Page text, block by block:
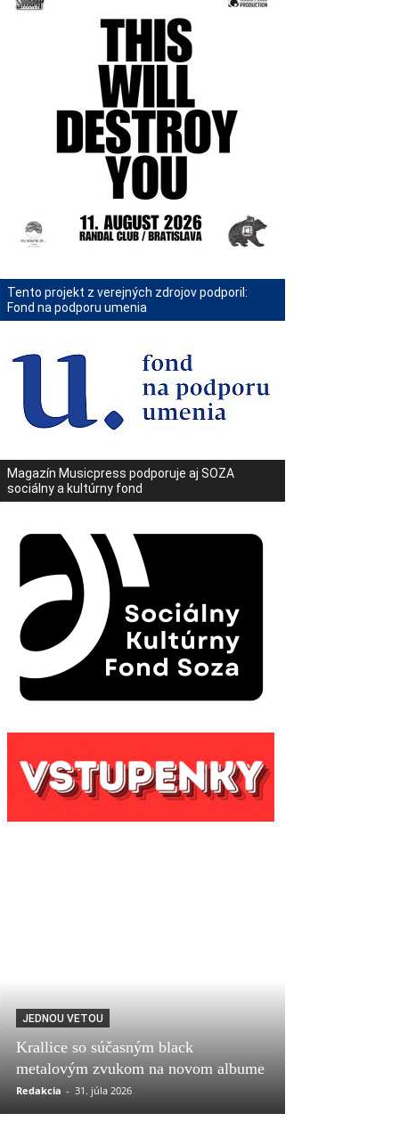
Tento projekt z verejných zdrojov podporil:
Fond na podporu umenia
Magazín Musicpress podporuje aj SOZA
sociálny a kultúrny fond
JEDNOU VETOU
Krallice so súčasným black
metalovým zvukom na novom albume
Redakcia - 31. júla 2026